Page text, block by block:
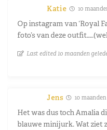
Katie 10
Op instagram van ‘Royal
foto’s van deze
Last edited 10 maanden
Jens 10
Het was dus toch Amalia
blauwe minijurk. Wat ziet